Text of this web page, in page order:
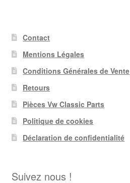
Contact
Mentions Légales
Conditions Générales de Vente
Retours
Pièces Vw Classic Parts
Politique de cookies
Déclaration de confidentialité
Suivez nous !